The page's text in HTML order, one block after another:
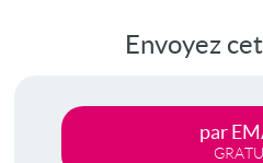
Envoyez
par